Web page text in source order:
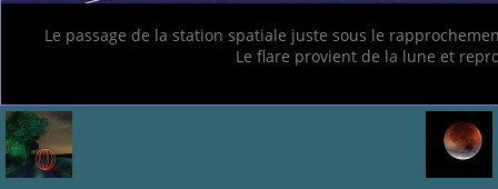
Le passage de la station spatiale juste sous le
Le flare provient de la lune et